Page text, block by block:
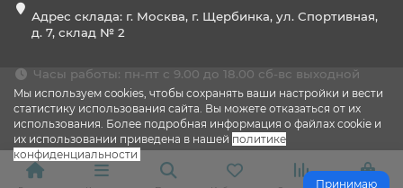
Мы используем cookies, чтобы сохранять ваши настройки и вести
статистику использования сайта. Вы можете отказаться от их
использования. Более подробная информация о файлах cookie и
их использовании приведена в нашей политике
конфиденциальности
Принимаю
Адрес склада: г. Москва, г. Щербинка, ул. Спортивная,
д. 7, склад № 2
Часы работы: пн-пт с 9.00 до 18.00 сб-вс выходной